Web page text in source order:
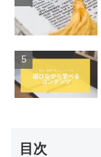
目次